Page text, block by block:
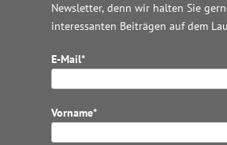
Newsletter, denn wir halten Sie
interessanten Beiträgen auf dem
E-Mail*
Vorname*